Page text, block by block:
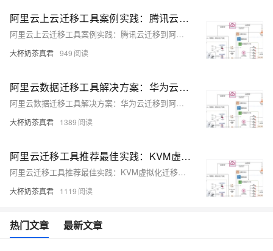
阿里云上云迁移工具案例实践：腾讯云迁移到阿里云
阿里云上云迁移工具案例实践：腾讯云迁移到阿里云
大杯奶茶真君 949
阿里云数据迁移工具解决方案：华为云迁移到阿里云
阿里云数据迁移工具解决方案：华为云迁移到阿里云
大杯奶茶真君 1389
阿里云迁移工具推荐最佳实践：KVM虚拟化迁移到阿里云
阿里云迁移工具推荐最佳实践：KVM虚拟化迁移到阿里云
大杯奶茶真君 1119
热门文章 最新文章